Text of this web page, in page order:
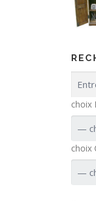
choix
choix